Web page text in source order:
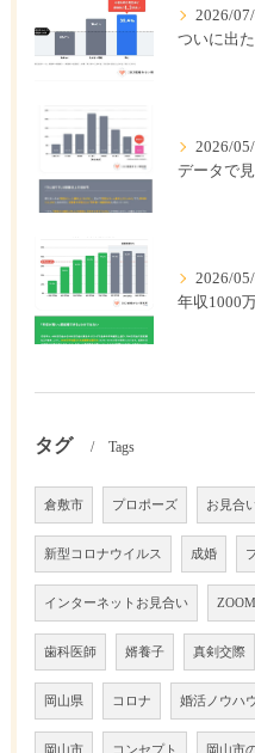
2026/
ついに出
2026/
データで
2026/05/
タグ Tags
倉敷市 プロポーズ お見合
新型コロナウイルス 成婚
インターネットお見合い ZOOM
歯科医師 婿養子 真剣交際
岡山県 コロナ 婚活ノウハ
岡山市 コンセプト 岡山市